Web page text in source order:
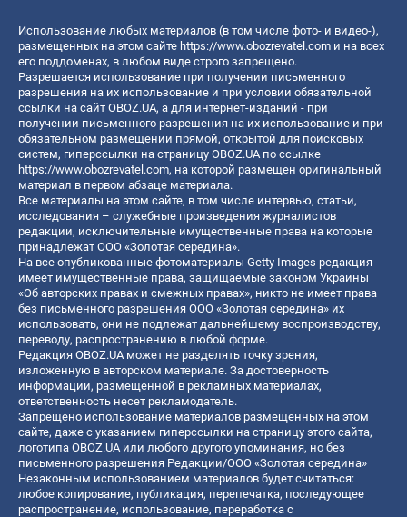
Использование любых материалов (в том числе фото- и видео-),
размещенных на этом сайте https://www.obozrevatel.com и на всех
его поддоменах, в любом виде строго запрещено.
Разрешается использование при получении письменного
разрешения на их использование и при условии обязательной
ссылки на сайт OBOZ.UA, а для интернет-изданий - при
получении письменного разрешения на их использование и при
обязательном размещении прямой, открытой для поисковых
систем, гиперссылки на страницу OBOZ.UA по ссылке
https://www.obozrevatel.com, на которой размещен оригинальный
материал в первом абзаце материала.
Все материалы на этом сайте, в том числе интервью, статьи,
исследования – служебные произведения журналистов
редакции, исключительные имущественные права на которые
принадлежат ООО «Золотая середина».
На все опубликованные фотоматериалы Getty Images редакция
имеет имущественные права, защищаемые законом Украины
«Об авторских правах и смежных правах», никто не имеет права
без письменного разрешения ООО «Золотая середина» их
использовать, они не подлежат дальнейшему воспроизводству,
переводу, распространению в любой форме.
Редакция OBOZ.UA может не разделять точку зрения,
изложенную в авторском материале. За достоверность
информации, размещенной в рекламных материалах,
ответственность несет рекламодатель.
Запрещено использование материалов размещенных на этом
сайте, даже с указанием гиперссылки на страницу этого сайта,
логотипа OBOZ.UA или любого другого упоминания, но без
письменного разрешения Редакции/ООО «Золотая середина»
Незаконным использованием материалов будет считаться:
любое копирование, публикация, перепечатка, последующее
распространение, использование, переработка с